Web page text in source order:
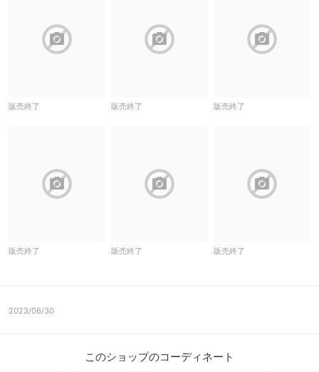
block
販売終了
block
販売終了
block
販売終了
block
販売終了
block
販売終了
block
販売終了
2023/06/30
このショップのコーディネート